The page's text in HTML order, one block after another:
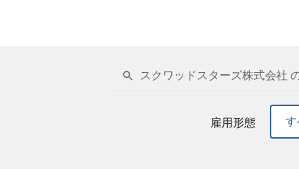
スクワッドスターズ株式会社
雇用形態 す